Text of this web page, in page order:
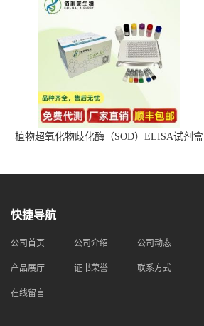
植物超氧化物歧化酶（SOD）ELISA试剂盒
快捷导航
公司首页 公司介绍 公司动态
产品展厅 证书荣誉 联系方式
在线留言